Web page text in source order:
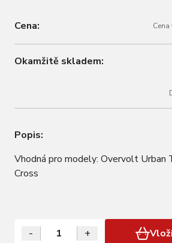
Cena: Cena
Okamžitě skladem:
Popis:
Vhodná pro modely: Overvolt Urban
Cross
- +